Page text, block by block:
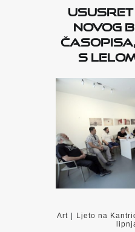
novog
s
Art Ljeto na